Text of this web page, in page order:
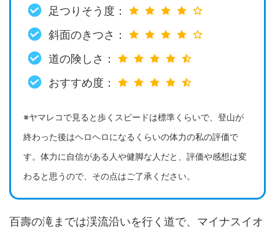
足つりそう度：
斜面のきつさ：
道の険しさ：
おすすめ度：
※ヤマレコで見ると歩くスピードは標準くらいで、登山が
終わった後はヘロヘロになるくらいの体力の私の評価で
す。体力に自信がある人や健脚な人だと、評価や感想は変
わると思うので、その点はご了承ください。
百壽の滝までは渓流沿いを行く道で、マイナスイオ